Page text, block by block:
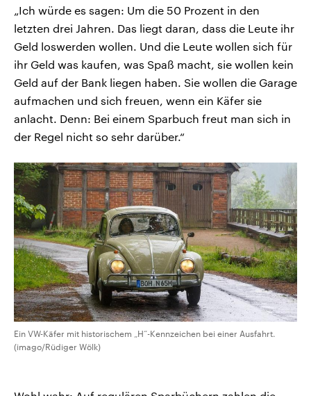
„Ich würde es sagen: Um die 50 Prozent in den
letzten drei Jahren. Das liegt daran, dass die Leute ihr
Geld loswerden wollen. Und die Leute wollen sich für
ihr Geld was kaufen, was Spaß macht, sie wollen kein
Geld auf der Bank liegen haben. Sie wollen die Garage
aufmachen und sich freuen, wenn ein Käfer sie
anlacht. Denn: Bei einem Sparbuch freut man sich in
der Regel nicht so sehr darüber.“
Ein VW-Käfer mit historischem „H“-Kennzeichen bei einer Ausfahrt.
(imago/Rüdiger Wölk)